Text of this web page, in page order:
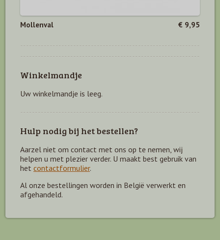
Mollenval € 9,95
Winkelmandje
Uw winkelmandje is leeg.
Hulp nodig bij het bestellen?
Aarzel niet om contact met ons op te nemen, wij
helpen u met plezier verder. U maakt best gebruik van
het contactformulier.
Al onze bestellingen worden in België verwerkt en
afgehandeld.